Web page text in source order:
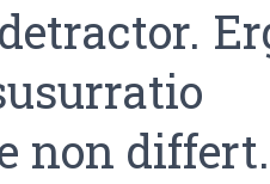
non differt.